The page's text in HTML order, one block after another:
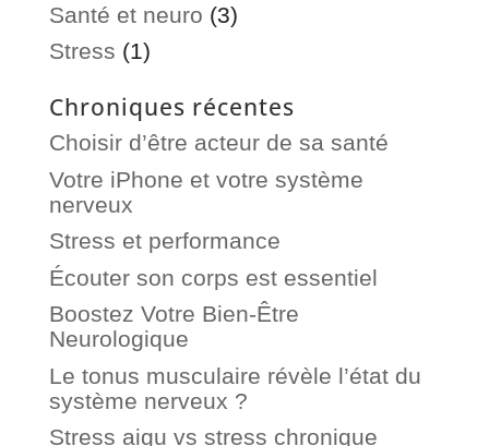
Santé et neuro (3)
Stress (1)
Chroniques récentes
Choisir d’être acteur de sa santé
Votre iPhone et votre système
nerveux
Stress et performance
Écouter son corps est essentiel
Boostez Votre Bien-Être
Neurologique
Le tonus musculaire révèle l’état du
système nerveux ?
Stress aigu vs stress chronique